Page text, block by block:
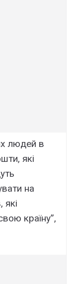
людей в
які
на
які
країну”,